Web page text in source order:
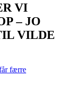
VI
– JO
VILDE
færre